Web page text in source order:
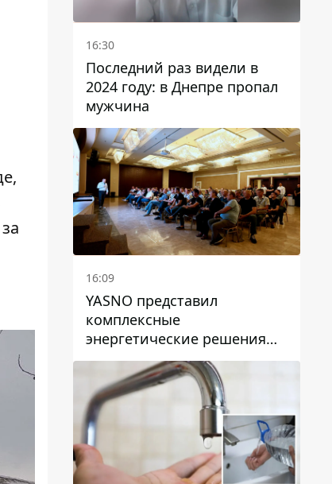
16:30
Последний раз видели в
2024 году: в Днепре пропал
мужчина
16:09
YASNO представил
комплексные
энергетические решения
для бизнеса в Днепре